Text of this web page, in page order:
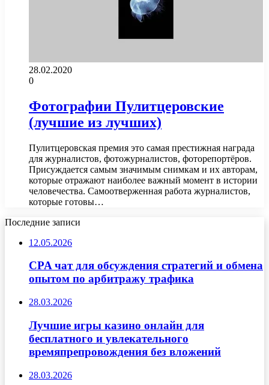
28.02.2020
0
Фотографии Пулитцеровские
(лучшие из лучших)
Пулитцеровская премия это самая престижная награда
для журналистов, фотожурналистов, фоторепортёров.
Присуждается самым значимым снимкам и их авторам,
которые отражают наиболее важный момент в истории
человечества. Самоотверженная работа журналистов,
которые готовы…
Последние записи
12.05.2026
CPA чат для обсуждения стратегий и обмена
опытом по арбитражу трафика
28.03.2026
Лучшие игры казино онлайн для
бесплатного и увлекательного
времяпрепровождения без вложений
28.03.2026